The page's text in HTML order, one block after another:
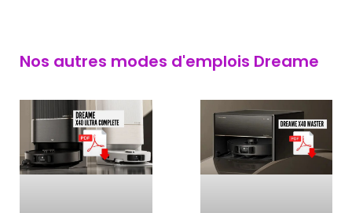
Nos autres modes d'emplois Dreame